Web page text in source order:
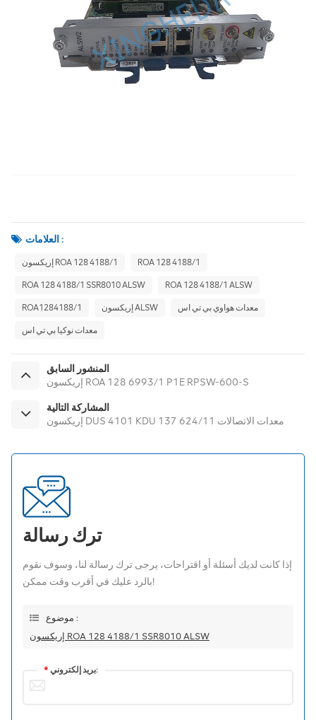
العلامات :
إريكسون ROA 128 4188/1 ROA 128 4188/1
ROA 128 4188/1 SSR8010 ALSW ROA 128 4188/1 ALSW
ROA1284188/1 إريكسون ALSW معدات هواوي بي تي اس
معدات نوكيا بي تي اس
المنشور السابق
إريكسون ROA 128 6993/1 P1E RPSW-600-S
المشاركة التالية
إريكسون DUS 4101 KDU 137 624/11 معدات الاتصالات
ترك رسالة
إذا كانت لديك أسئلة أو اقتراحات، يرجى ترك رسالة لنا، وسوف نقوم
بالرد عليك في أقرب وقت ممكن!
موضوع :
إريكسون ROA 128 4188/1 SSR8010 ALSW
* بريد إلكتروني: